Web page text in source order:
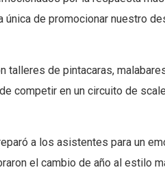
de promocionar nuestro
talleres de pintacaras,
competir en un circuito de
a los asistentes para un
el cambio de año al estilo